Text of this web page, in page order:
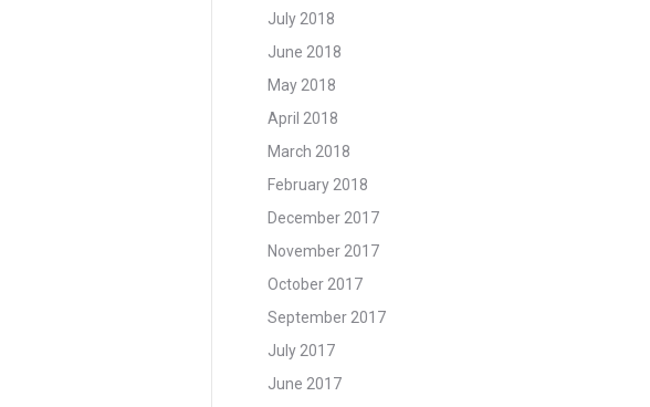
July 2018
June 2018
May 2018
April 2018
March 2018
February 2018
December 2017
November 2017
October 2017
September 2017
July 2017
June 2017